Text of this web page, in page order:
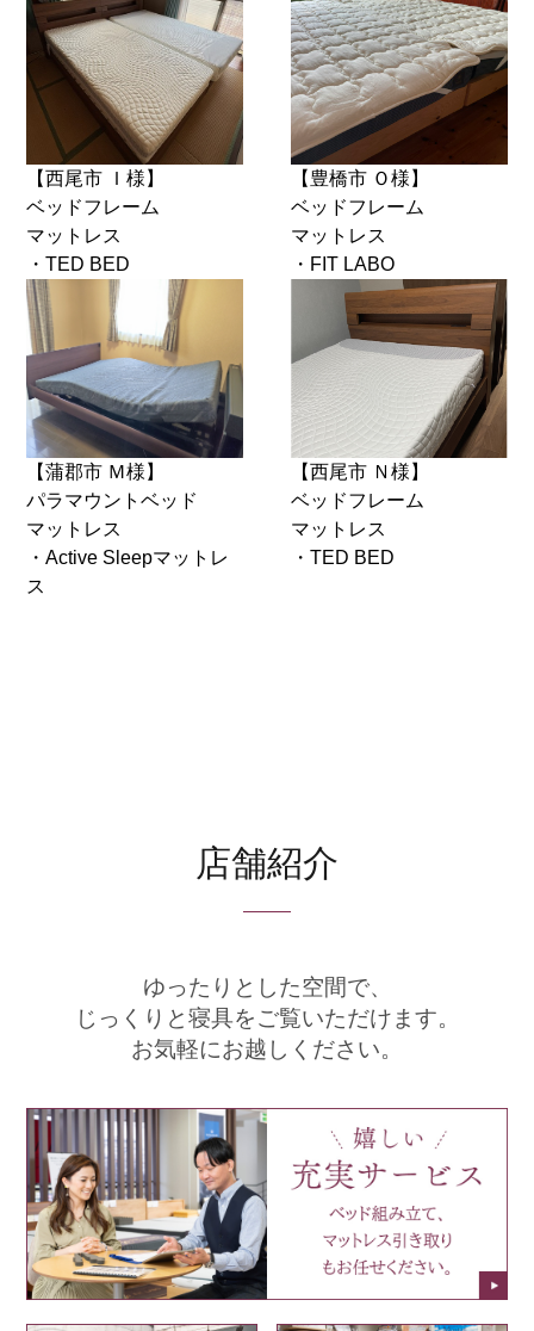
【西尾市 Ｉ様】
ベッドフレーム
マットレス
・TED BED
【豊橋市 Ｏ様】
ベッドフレーム
マットレス
・FIT LABO
【蒲郡市 Ｍ様】
パラマウントベッド
マットレス
・Active Sleepマットレ
ス
【西尾市 Ｎ様】
ベッドフレーム
マットレス
・TED BED
店舗紹介
ゆったりとした空間で、
じっくりと寝具をご覧いただけます。
お気軽にお越しください。